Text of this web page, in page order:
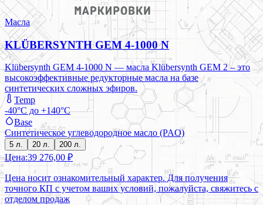
Масла
KLÜBERSYNTH GEM 4-1000 N
Klübersynth GEM 4-1000 N — масла Klübersynth GEM 2 – это
высокоэффективные редукторные масла на базе
синтетических сложных эфиров.
Temp
-40°C до +140°C
Base
Синтетическое углеводородное масло (PAO)
5 л. 20 л. 200 л.
Цена:39 276,00 ₽
Цена носит ознакомительный характер. Для получения
точного КП с учетом ваших условий, пожалуйста, свяжитесь с
отделом продаж